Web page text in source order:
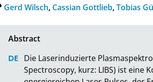
Gerd Wilsch, Cassian Gottlieb,Tobias
Die Laserinduzierte
Spectroscopy, kurz: LIBS) ist eine